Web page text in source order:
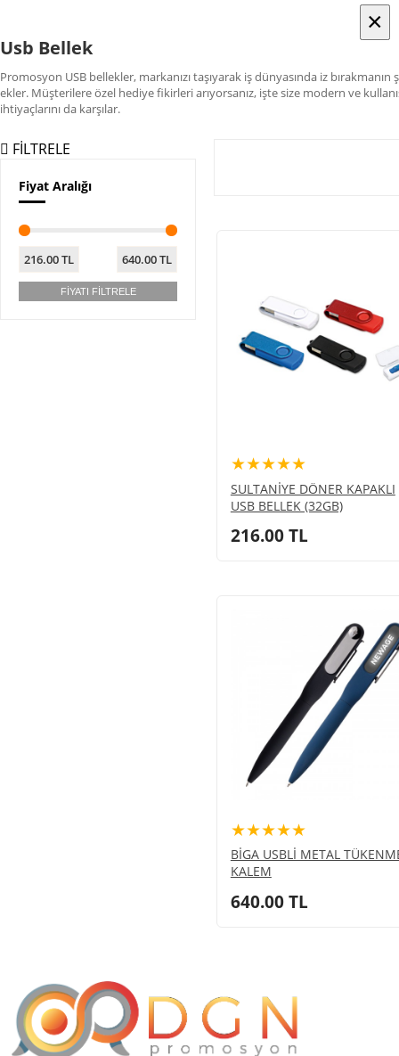
Usb Bellek
Promosyon USB bellekler, markanızı taşıyarak iş dünyasında iz
ekler. Müşterilere özel hediye fikirleri arıyorsanız, işte size modern ve
ihtiyaçlarını da karşılar.
FİLTRELE
Fiyat Aralığı
216.00TL 640.00TL
FİYATI FİLTRELE
★★★★★
SULTANİYE DÖNER KAPAKLI
USB BELLEK (32GB)
216.00TL
★★★★★
BİGA USBLİ METAL
KALEM
640.00TL
×
×